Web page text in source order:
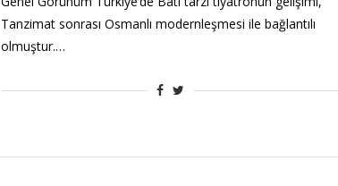
Tanzimat sonrası Osmanlı modernleşmesi ile bağlantılı
olmuştur.…